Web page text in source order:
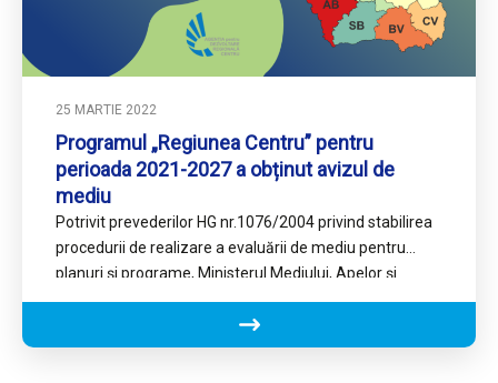
25 MARTIE 2022
Programul „Regiunea Centru” pentru
perioada 2021-2027 a obținut avizul de
mediu
Potrivit prevederilor HG nr.1076/2004 privind stabilirea
procedurii de realizare a evaluării de mediu pentru
planuri şi programe, Ministerul Mediului, Apelor și
Pădurilor a emis Avizul…